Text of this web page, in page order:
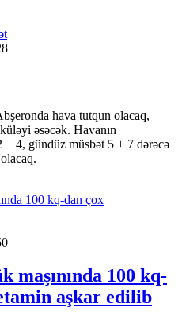
hava tutqun olacaq,
əsəcək. Havanın
4, gündüz müsbət 5 + 7 dərəcə
maşınında 100 kq-
aşkar edilib